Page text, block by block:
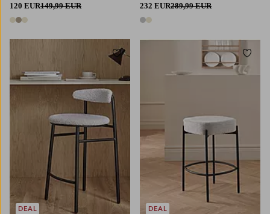
120 EUR149,99 EUR
3 värejä
232 EUR289,99 EUR
2 värejä
DEAL
Lisää suosikkeihin
DEAL